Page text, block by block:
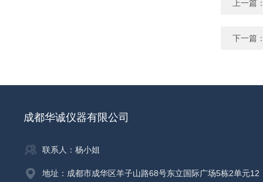
上一篇
下一篇
成都华诚仪器有限公司
联系人：杨小姐
地址：成都市成华区羊子山路68号东立国际广场5栋2单元12